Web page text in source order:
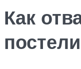
Как
постели